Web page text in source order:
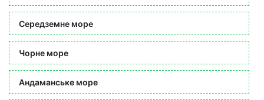
Середземне море
Чорне море
Андаманське море